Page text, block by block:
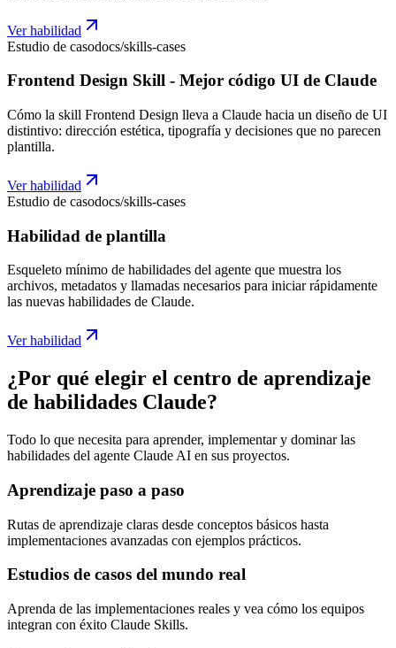
Ver habilidad
Estudio de casodocs/skills-cases
Frontend Design Skill - Mejor código UI de Claude
Cómo la skill Frontend Design lleva a Claude hacia un diseño de UI
distintivo: dirección estética, tipografía y decisiones que no parecen
plantilla.
Ver habilidad
Estudio de casodocs/skills-cases
Habilidad de plantilla
Esqueleto mínimo de habilidades del agente que muestra los
archivos, metadatos y llamadas necesarios para iniciar rápidamente
las nuevas habilidades de Claude.
Ver habilidad
¿Por qué elegir el centro de aprendizaje
de habilidades Claude?
Todo lo que necesita para aprender, implementar y dominar las
habilidades del agente Claude AI en sus proyectos.
Aprendizaje paso a paso
Rutas de aprendizaje claras desde conceptos básicos hasta
implementaciones avanzadas con ejemplos prácticos.
Estudios de casos del mundo real
Aprenda de las implementaciones reales y vea cómo los equipos
integran con éxito Claude Skills.